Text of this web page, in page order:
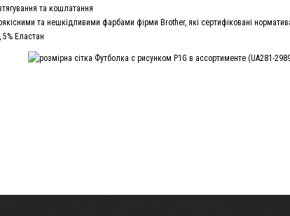
та кошлатання
та нешкідливими фарбами фірми Brother, які сертифіковані
5% Еластан